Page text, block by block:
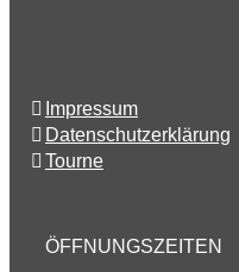
Impressum
Datenschutzerklärung
Tourne
ÖFFNUNGSZEITEN